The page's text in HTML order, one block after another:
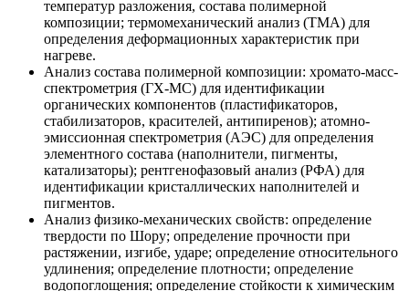
температур разложения, состава полимерной
композиции; термомеханический анализ (ТМА) для
определения деформационных характеристик при
нагреве.
Анализ состава полимерной композиции: хромато-масс-
спектрометрия (ГХ-МС) для идентификации
органических компонентов (пластификаторов,
стабилизаторов, красителей, антипиренов); атомно-
эмиссионная спектрометрия (АЭС) для определения
элементного состава (наполнители, пигменты,
катализаторы); рентгенофазовый анализ (РФА) для
идентификации кристаллических наполнителей и
пигментов.
Анализ физико-механических свойств: определение
твердости по Шору; определение прочности при
растяжении, изгибе, ударе; определение относительного
удлинения; определение плотности; определение
водопоглощения; определение стойкости к химическим